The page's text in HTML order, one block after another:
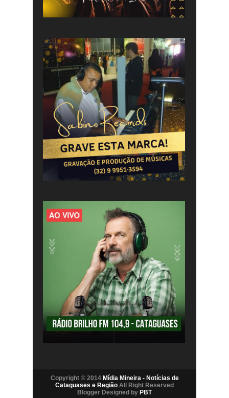
Copyright © 2014 Mídia Mineira - Notícias de
Cataguases e Região All Right Reserved
Blogger Designed by PBT